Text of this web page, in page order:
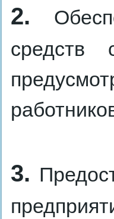
2.
средств
3.